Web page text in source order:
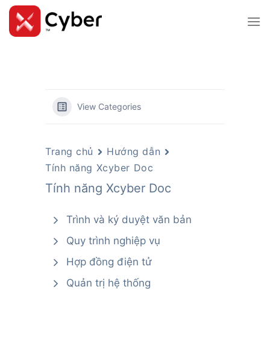
Skip
content
View Categories
Trang chủ
Hướng dẫn
Tính năng Xcyber Doc
Tính năng Xcyber Doc
Trình và ký duyệt văn bản
Quy trình nghiệp vụ
Hợp đồng điện tử
Quản trị hệ thống